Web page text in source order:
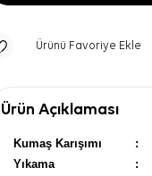
Ürünü Favoriye Ekle
Ürün Açıklaması
Kumaş Karışımı :
Yıkama
: